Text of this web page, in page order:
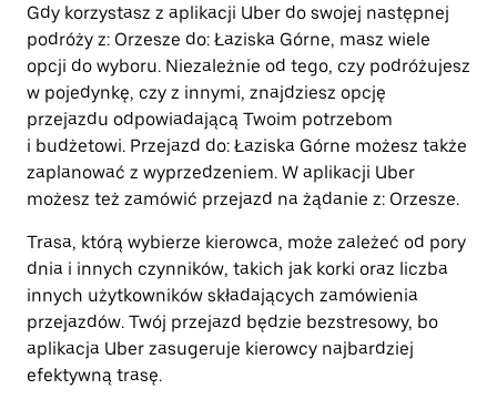
Gdy korzystasz z aplikacji Uber do swojej następnej
podróży z: Orzesze do: Łaziska Górne, masz wiele
opcji do wyboru. Niezależnie od tego, czy podróżujesz
w pojedynkę, czy z innymi, znajdziesz opcję
przejazdu odpowiadającą Twoim potrzebom
i budżetowi. Przejazd do: Łaziska Górne możesz także
zaplanować z wyprzedzeniem. W aplikacji Uber
możesz też zamówić przejazd na żądanie z: Orzesze.
Trasa, którą wybierze kierowca, może zależeć od pory
dnia i innych czynników, takich jak korki oraz liczba
innych użytkowników składających zamówienia
przejazdów. Twój przejazd będzie bezstresowy, bo
aplikacja Uber zasugeruje kierowcy najbardziej
efektywną trasę.